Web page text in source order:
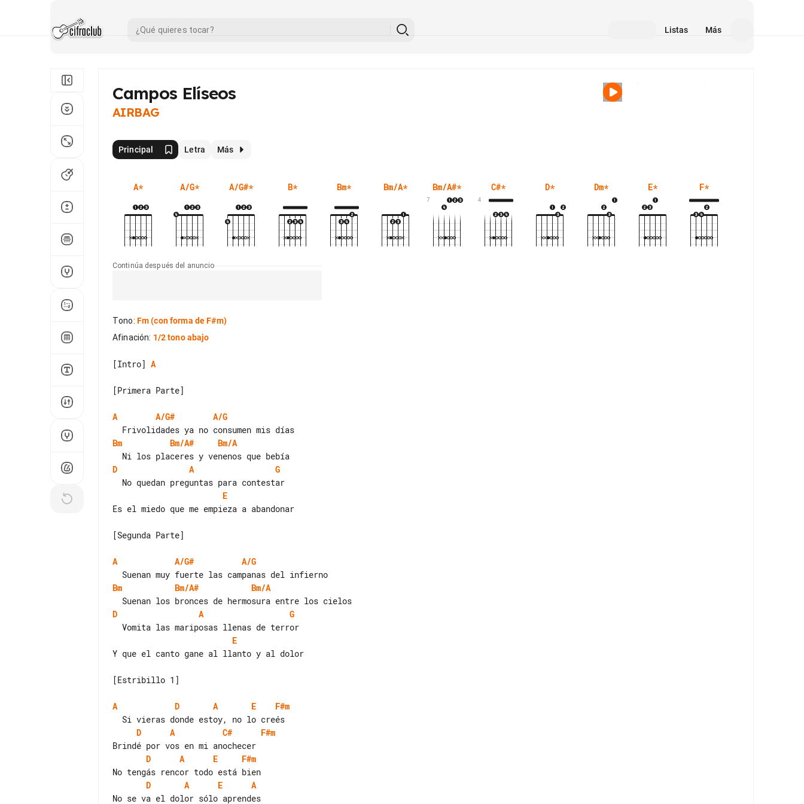
Listas Más
Campos Elíseos
AIRBAG
Principal Letra Más
A* A/G* A/G#* B* Bm* Bm/A* Bm/A#*
7
C#*
4
D* Dm* E* F*
Continúa después del anuncio
Tono: Fm(con forma de F#m)
Afinación: 1/2 tono abajo
[Intro] A
[Primera Parte]
A A/G#
A/G
Bm
Bm/A#
Bm/A
D
A
G
E
Es el miedo que me empieza a abandonar
[Segunda Parte]
A A/G#
A/G
Bm
Bm/A#
Bm/A
D
A
G
E
Y que el canto gane al llanto y al dolor
[Estribillo 1]
A D A E
F#m
D
A C#
F#m
D
A E
F#m
D
A E
A
No se va el dolor sólo aprendes